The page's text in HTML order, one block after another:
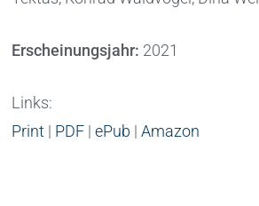
Erscheinungsjahr: 2021
Links:
Print | PDF |ePub |Amazon